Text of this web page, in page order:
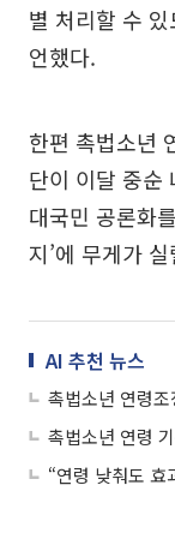
별 처리할 수
언했다.
한편 촉법소년
단이 이달 중순
대국민 공론화
지’에 무게가
AI 추천 뉴스
촉법소년 연령